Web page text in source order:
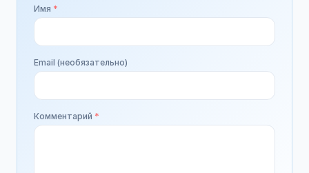
Имя *
Email (необязательно)
Комментарий *